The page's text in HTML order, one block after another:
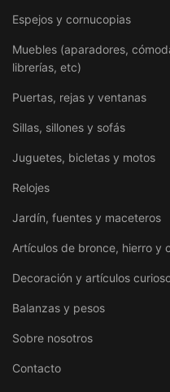
Espejos y cornucopias
Muebles (aparadores,
librerías, etc)
Puertas, rejas y ventanas
Sillas, sillones y sofás
Juguetes, bicletas y motos
Relojes
Jardín, fuentes y maceteros
Artículos de bronce, hierro y
Decoración y artículos
Balanzas y pesos
Sobre nosotros
Contacto